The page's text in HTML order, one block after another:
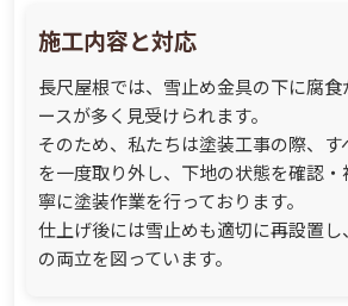
施工内容と対応
長尺屋根では、雪止め金具の下に腐
ースが多く見受けられます。
そのため、私たちは塗装工事の際、
を一度取り外し、下地の状態を確認
寧に塗装作業を行っております。
仕上げ後には雪止めも適切に再設置
の両立を図っています。